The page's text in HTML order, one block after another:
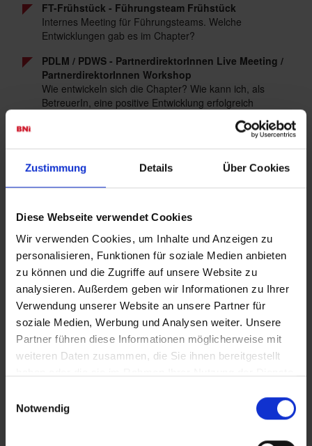
Zustimmung Details Über Cookies
Diese Webseite verwendet Cookies
Wir verwenden Cookies, um Inhalte und Anzeigen zu
personalisieren, Funktionen für soziale Medien anbieten
zu können und die Zugriffe auf unsere Website zu
analysieren. Außerdem geben wir Informationen zu Ihrer
Verwendung unserer Website an unsere Partner für
soziale Medien, Werbung und Analysen weiter. Unsere
Partner führen diese Informationen möglicherweise mit
weiteren Daten zusammen, die Sie ihnen bereitgestellt
Notwendig
FT-Frühstück - Führungsteam Frühstück
Internes Meeting für Führungsteams. Welche
Entwicklungen gab es im Chapter?
PDLM / PDWS - PartnerdirektorInnen Live Meeting /
PartnerdirektorInnen Workshop
Wie entwickeln sich die Chapter? Wie kann ich, als
BetreuerIn, eine positive Entwicklung erfolgreich
August 2026
Sa
August 2026